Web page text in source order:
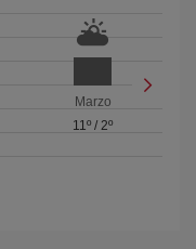
Marzo
11º /2º